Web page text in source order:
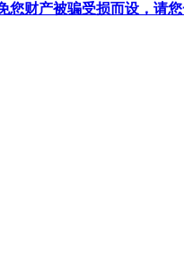
财产被骗受损而设，请